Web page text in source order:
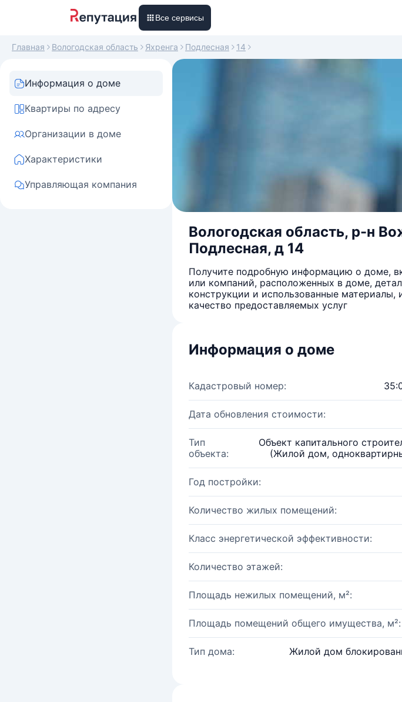
Все сервисы
Главная Вологодская область Яхренга Подлесная 14
Информация о доме
Квартиры по адресу
Организации в доме
Характеристики
Управляющая компания
Вологодская область, р-н
Подлесная, д 14
Получите подробную информацию о доме,
или компаний, расположенных в доме,
конструкции и использованные
качество предоставляемых услуг
Информация о доме
Кадастровый номер:
Дата обновления стоимости:
Тип
объекта:
Объект капитального
(Жилой дом,
Год постройки:
Количество жилых помещений:
Класс энергетической эффективности:
Количество этажей:
Площадь нежилых помещений, м²:
Площадь помещений общего имущества, м²:
Тип дома: Жилой дом